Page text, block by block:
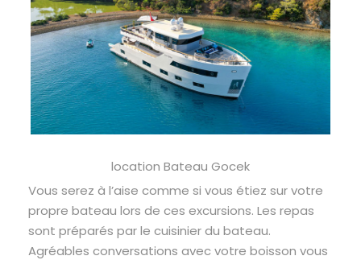
location Bateau Gocek
Vous serez à l’aise comme si vous étiez sur votre
propre bateau lors de ces excursions. Les repas
sont préparés par le cuisinier du bateau.
Agréables conversations avec votre boisson vous